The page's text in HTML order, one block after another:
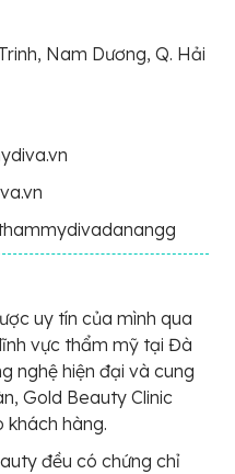
Nam Dương, Q. Hải
uy tín của mình qua
vực thẩm mỹ tại Đà
nghệ hiện đại và cung
Gold Beauty Clinic
hàng.
đều có chứng chỉ